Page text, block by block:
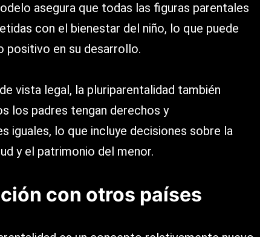
asegura que todas las figuras parentales
con el bienestar del niño, lo que puede
positivo en su desarrollo.
vista legal, la pluriparentalidad también
los padres tengan derechos y
iguales, lo que incluye decisiones sobre la
y el patrimonio del menor.
con otros países